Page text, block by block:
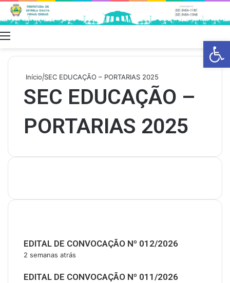
Menu
skin
Início|SEC EDUCAÇÃO – PORTARIAS 2025
SEC EDUCAÇÃO –
PORTARIAS 2025
EDITAL DE CONVOCAÇÃO Nº 012/2026
2 semanas atrás
EDITAL DE CONVOCAÇÃO Nº 011/2026
Barra de